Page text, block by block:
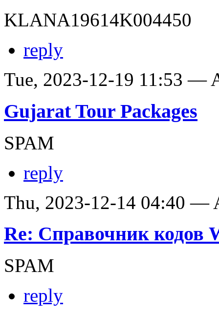
KLANA19614K004450
reply
Tue, 2023-12-19 11:53 —
Gujarat Tour Packages
SPAM
reply
Thu, 2023-12-14 04:40 —
Re: Справочник кодов
SPAM
reply